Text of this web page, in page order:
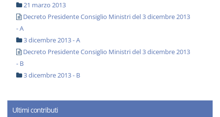
21 marzo 2013
Decreto Presidente Consiglio Ministri del 3 dicembre 2013
- A
3 dicembre 2013 - A
Decreto Presidente Consiglio Ministri del 3 dicembre 2013
- B
3 dicembre 2013 - B
Ultimi contributi